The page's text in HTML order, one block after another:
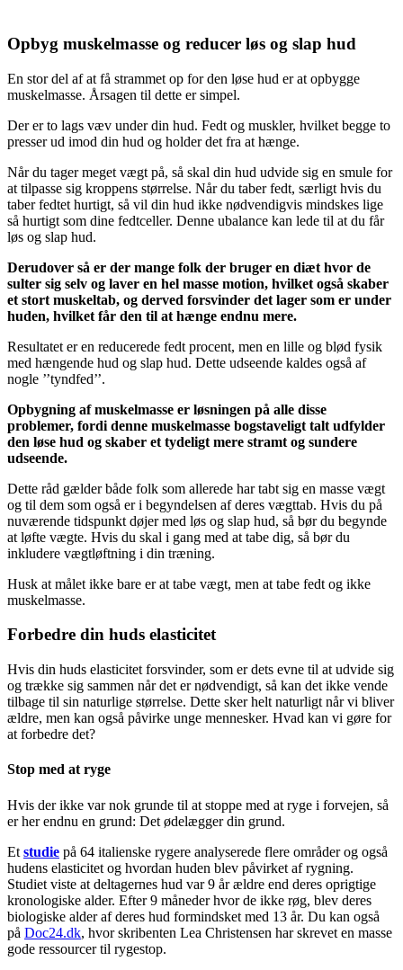
Opbyg muskelmasse og reducer løs og slap hud
En stor del af at få strammet op for den løse hud er at opbygge
muskelmasse. Årsagen til dette er simpel.
Der er to lags væv under din hud. Fedt og muskler, hvilket begge to
presser ud imod din hud og holder det fra at hænge.
Når du tager meget vægt på, så skal din hud udvide sig en smule for
at tilpasse sig kroppens størrelse. Når du taber fedt, særligt hvis du
taber fedtet hurtigt, så vil din hud ikke nødvendigvis mindskes lige
så hurtigt som dine fedtceller. Denne ubalance kan lede til at du får
løs og slap hud.
Derudover så er der mange folk der bruger en diæt hvor de
sulter sig selv og laver en hel masse motion, hvilket også skaber
et stort muskeltab, og derved forsvinder det lager som er under
huden, hvilket får den til at hænge endnu mere.
Resultatet er en reducerede fedt procent, men en lille og blød fysik
med hængende hud og slap hud. Dette udseende kaldes også af
nogle ’’tyndfed’’.
Opbygning af muskelmasse er løsningen på alle disse
problemer, fordi denne muskelmasse bogstaveligt talt udfylder
den løse hud og skaber et tydeligt mere stramt og sundere
udseende.
Dette råd gælder både folk som allerede har tabt sig en masse vægt
og til dem som også er i begyndelsen af deres vægttab. Hvis du på
nuværende tidspunkt døjer med løs og slap hud, så bør du begynde
at løfte vægte. Hvis du skal i gang med at tabe dig, så bør du
inkludere vægtløftning i din træning.
Husk at målet ikke bare er at tabe vægt, men at tabe fedt og ikke
muskelmasse.
Forbedre din huds elasticitet
Hvis din huds elasticitet forsvinder, som er dets evne til at udvide sig
og trække sig sammen når det er nødvendigt, så kan det ikke vende
tilbage til sin naturlige størrelse. Dette sker helt naturligt når vi bliver
ældre, men kan også påvirke unge mennesker. Hvad kan vi gøre for
at forbedre det?
Stop med at ryge
Hvis der ikke var nok grunde til at stoppe med at ryge i forvejen, så
er her endnu en grund: Det ødelægger din grund.
Et studie på 64 italienske rygere analyserede flere områder og også
hudens elasticitet og hvordan huden blev påvirket af rygning.
Studiet viste at deltagernes hud var 9 år ældre end deres oprigtige
kronologiske alder. Efter 9 måneder hvor de ikke røg, blev deres
biologiske alder af deres hud formindsket med 13 år. Du kan også
på Doc24.dk, hvor skribenten Lea Christensen har skrevet en masse
gode ressourcer til rygestop.